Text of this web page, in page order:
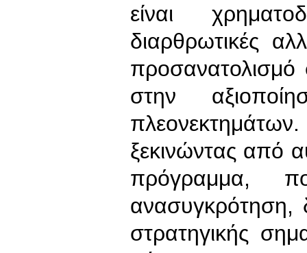
είναι
διαρθρωτικές
προσανατολισμό
στην
ξεκινώντας από
πρόγραμμα,
ανασυγκρότηση,
στρατηγικής